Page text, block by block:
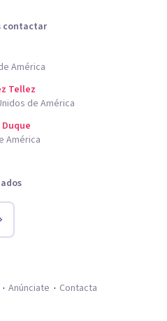
contactar
América
Tellez
de América
América
Anúnciate Contacta